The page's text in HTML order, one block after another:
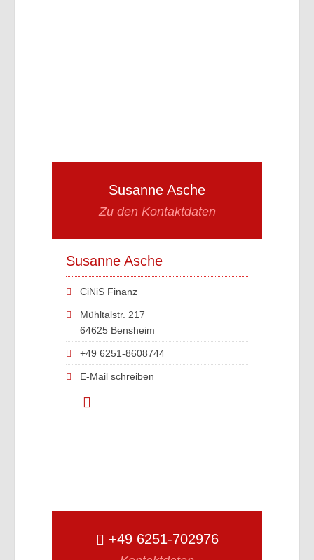
Susanne Asche
Zu den Kontaktdaten
Susanne Asche
CiNiS Finanz
Mühltalstr. 217
64625 Bensheim
+49 6251-8608744
E-Mail schreiben
+49 6251-702976